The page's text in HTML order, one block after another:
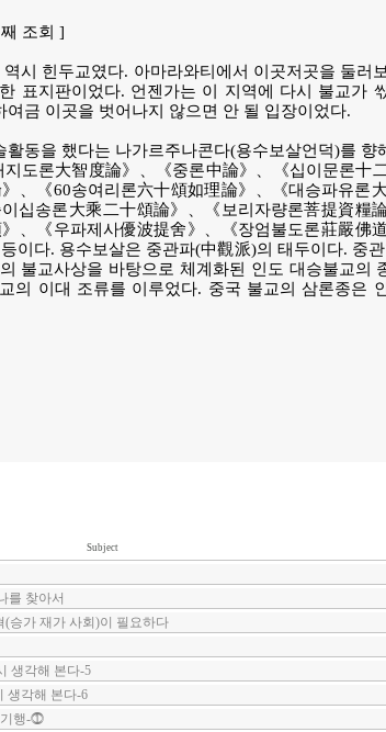
조회 ]
시 힌두교였다. 아마라와티에서 이곳저곳을 둘러
표지판이었다. 언젠가는 이 지역에 다시 불교가
여금 이곳을 벗어나지 않으면 안 될 입장이었다.
동을 했다는 나가르주나콘다(용수보살언덕)를 향
도론大智度論》、《중론中論》、《십이문론十
、《60송여리론六十頌如理論》、《대승파유론
십송론大乘二十頌論》、《보리자량론菩提資糧
、《우파제사優波提舍》、《장엄불도론莊嚴佛
이다. 용수보살은 중관파(中觀派)의 태두이다. 중관
불교사상을 바탕으로 체계화된 인도 대승불교의
의 이대 조류를 이루었다. 중국 불교의 삼론종은
Subject
를 찾아서
(승가 재가 사회)이 필요하다
생각해 본다-5
생각해 본다-6
기행-⓵